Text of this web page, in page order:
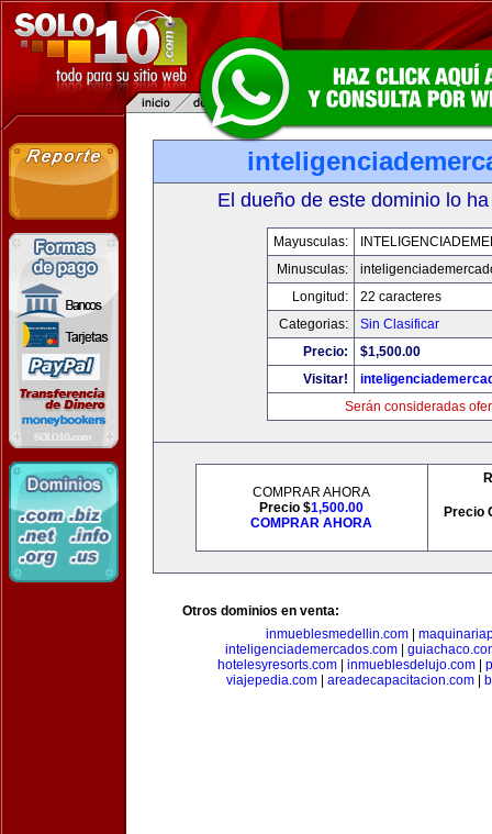
El dueño de este dominio lo
Mayusculas:
Minusculas:
Longitud:
22 caracteres
Categorias:
Sin Clasificar
Precio:
$1,500.00
Visitar!
Serán consideradas
COMPRAR AHORA
Precio $1,500.00
COMPRAR AHORA
Precio
Otros dominios en venta:
inmueblesmedellin.com
inteligenciademercados.com
hotelesyresorts.com
inmueblesdelujo.com
viajepedia.com| areadecapacitacion.com|